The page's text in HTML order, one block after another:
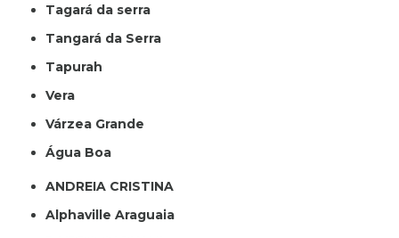
Tagará da serra
Tangará da Serra
Tapurah
Vera
Várzea Grande
Água Boa
ANDREIA CRISTINA
Alphaville Araguaia